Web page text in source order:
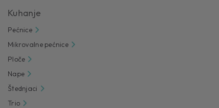
Kuhanje
Pećnice
Mikrovalne pećnice
Ploče
Nape
Štednjaci
Trio